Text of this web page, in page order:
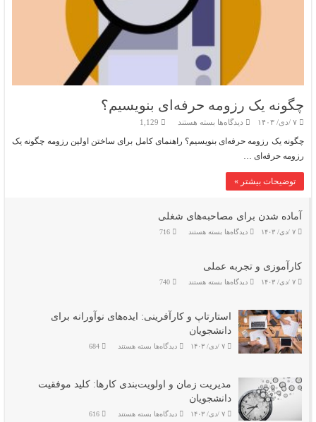
چگونه یک رزومه حرفه‌ای بنویسیم؟
۷ /دی/ ۱۴۰۳ دیدگاه‌ها برای
یک
بسته هستند 1,129
چگونه یک رزومه حرفه‌ای بنویسیم؟ راهنمای کامل برای ساختن اولین رزومه چگونه یک
رزومه حرفه‌ای …
توضیحات بیشتر »
آماده شدن برای مصاحبه‌های شغلی
۷ /دی/ ۱۴۰۳ دیدگاه‌ها برای
مصاحبه‌های
بسته هستند 716
کارآموزی و تجربه عملی
۷ /دی/ ۱۴۰۳ دیدگاه‌ها برای
عملی
بسته هستند 740
استارتاپ و کارآفرینی: ایده‌های نوآورانه برای
دانشجویان
۷ /دی/ ۱۴۰۳ دیدگاه‌ها برای
نوآورانه
بسته هستند 684
مدیریت زمان و اولویت‌بندی کارها: کلید موفقیت
دانشجویان
۷ /دی/ ۱۴۰۳ دیدگاه‌ها برای
بسته هستند 616